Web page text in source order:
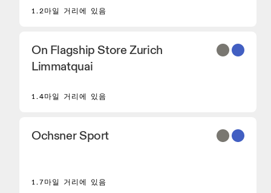
1.2마일 거리에 있음
On Flagship Store Zurich
Limmatquai
1.4마일 거리에 있음
Ochsner Sport
1.7마일 거리에 있음